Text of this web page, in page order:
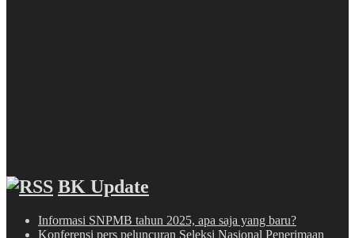
BK Update
Informasi SNPMB tahun 2025, apa saja yang baru?
Konferensi pers peluncuran Seleksi Nasional Penerimaan